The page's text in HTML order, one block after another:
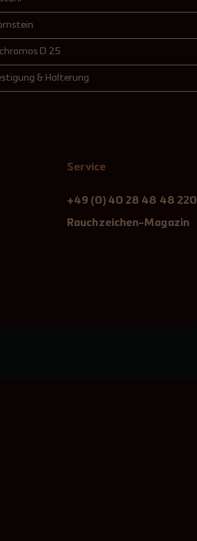
D 25
& Halterung
Service
+49 (0) 40 28 48 48 220
Rauchzeichen-Magazin